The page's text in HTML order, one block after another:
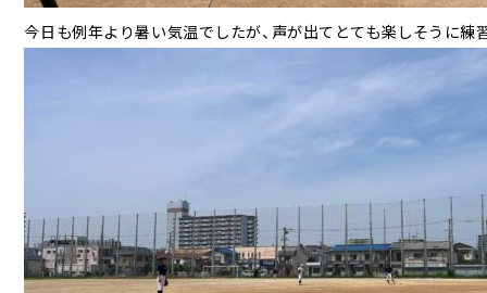
今日も例年より暑い気温でしたが、声が出てとても楽しそうに練